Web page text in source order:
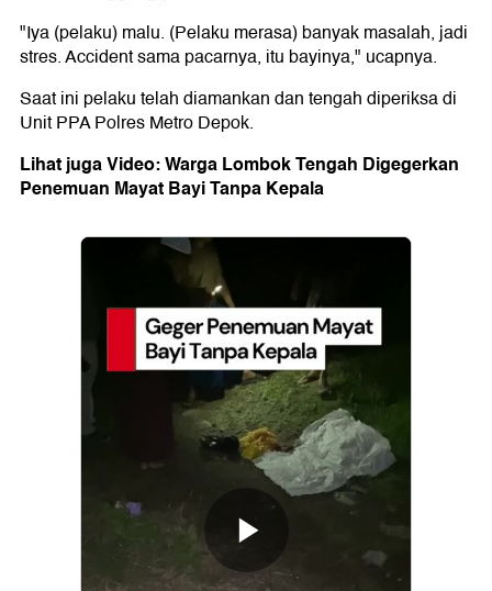
"Iya (pelaku) malu. (Pelaku merasa) banyak masalah, jadi
stres. Accident sama pacarnya, itu bayinya," ucapnya.
Saat ini pelaku telah diamankan dan tengah diperiksa di
Unit PPA Polres Metro Depok.
Lihat juga Video: Warga Lombok Tengah Digegerkan
Penemuan Mayat Bayi Tanpa Kepala